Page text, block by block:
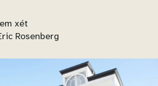
xét
Rosenberg